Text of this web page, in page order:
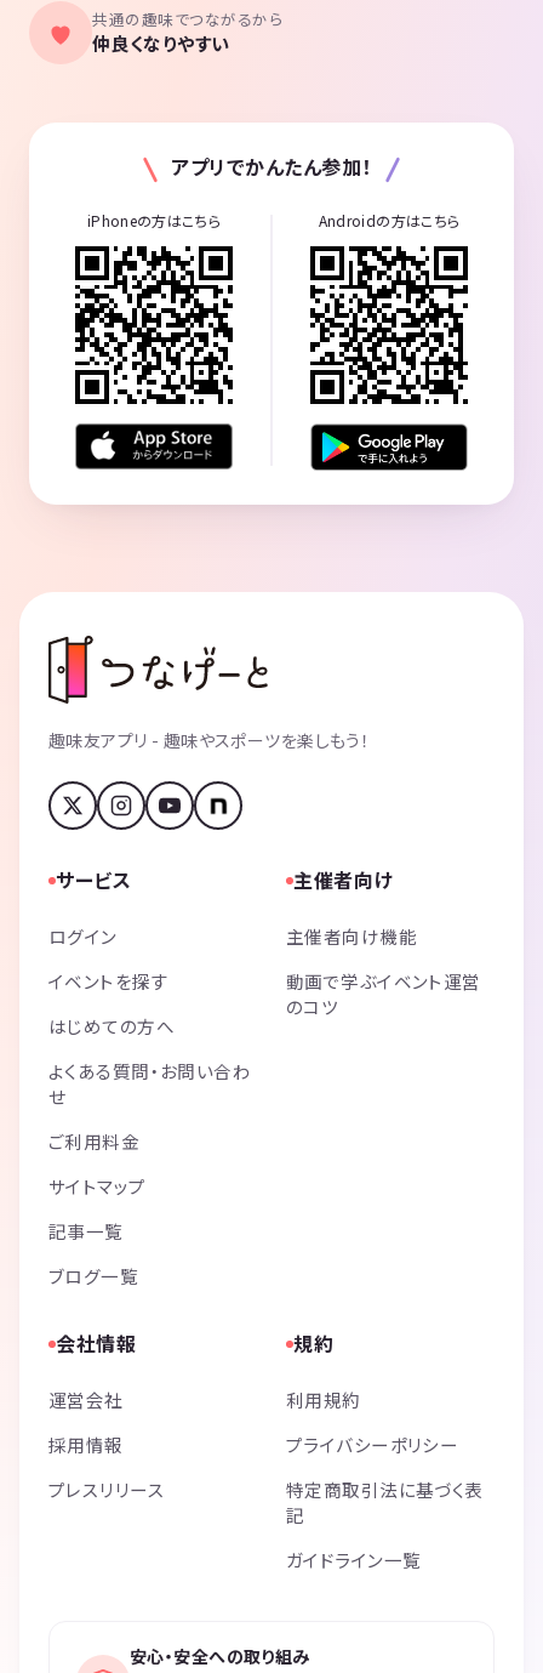
共通の趣味でつながるから
仲良くなりやすい
アプリでかんたん参加！
iPhoneの方はこちら Androidの方はこちら
趣味友アプリ - 趣味やスポーツを楽しもう！
サービス
ログイン
イベントを探す
はじめての方へ
よくある質問・お問い合わ
せ
ご利用料金
サイトマップ
記事一覧
ブログ一覧
主催者向け
主催者向け機能
動画で学ぶイベント運営
のコツ
会社情報
運営会社
採用情報
プレスリリース
規約
利用規約
プライバシーポリシー
特定商取引法に基づく表
記
ガイドライン一覧
安心・安全への取り組み